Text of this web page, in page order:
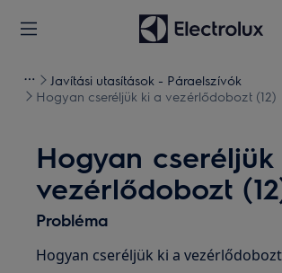
Javítási utasítások - Páraelszívók
Hogyan cseréljük ki a vezérlődobozt (12)
Hogyan
vezérlődobozt
Probléma
Hogyan cseréljük ki a vezérlődobozt